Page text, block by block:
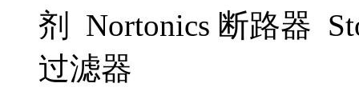
剂 Nortonics 断路器
过滤器